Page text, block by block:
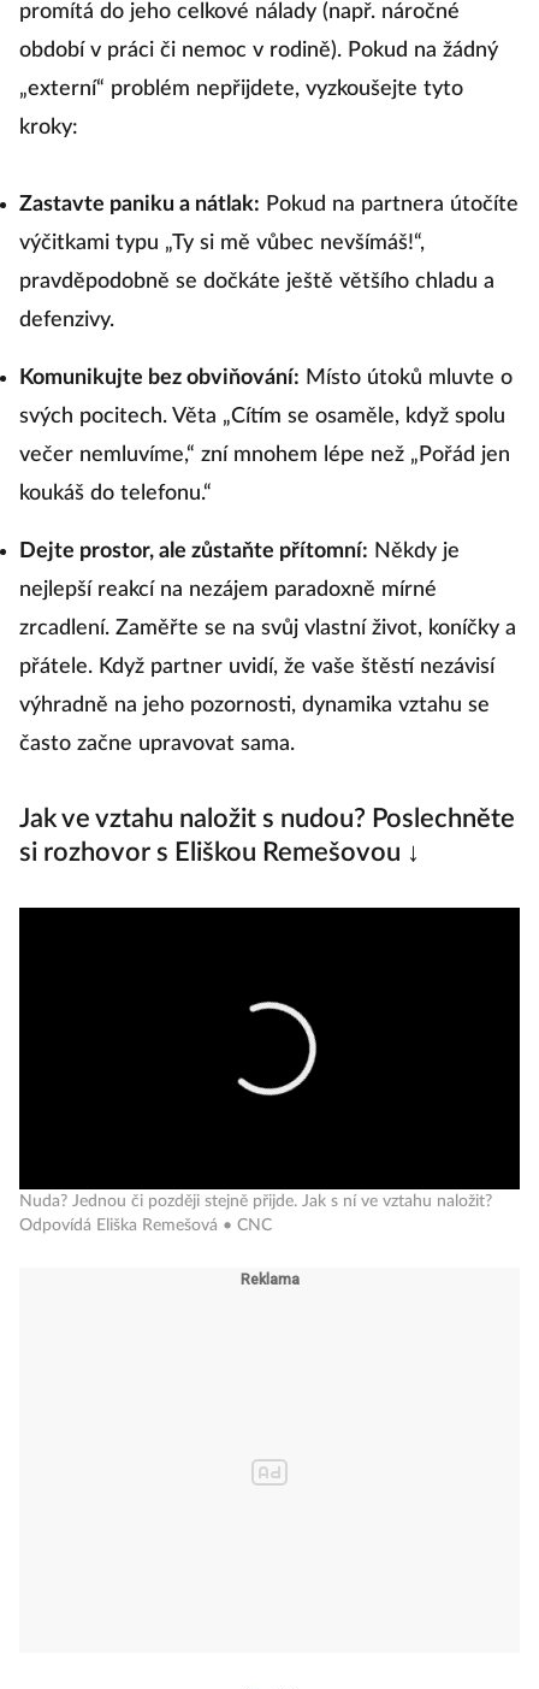
promítá do jeho celkové nálady (např. náročné
období v práci či nemoc v rodině). Pokud na žádný
„externí“ problém nepřijdete, vyzkoušejte tyto
kroky:
Zastavte paniku a nátlak: Pokud na partnera útočíte
výčitkami typu „Ty si mě vůbec nevšímáš!“,
pravděpodobně se dočkáte ještě většího chladu a
defenzivy.
Komunikujte bez obviňování: Místo útoků mluvte o
svých pocitech. Věta „Cítím se osaměle, když spolu
večer nemluvíme,“ zní mnohem lépe než „Pořád jen
koukáš do telefonu.“
Dejte prostor, ale zůstaňte přítomní: Někdy je
nejlepší reakcí na nezájem paradoxně mírné
zrcadlení. Zaměřte se na svůj vlastní život, koníčky a
přátele. Když partner uvidí, že vaše štěstí nezávisí
výhradně na jeho pozornosti, dynamika vztahu se
často začne upravovat sama.
Jak ve vztahu naložit s nudou? Poslechněte
si rozhovor s Eliškou Remešovou ↓
Nuda? Jednou či později stejně přijde. Jak s ní ve vztahu naložit?
Odpovídá Eliška Remešová • CNC